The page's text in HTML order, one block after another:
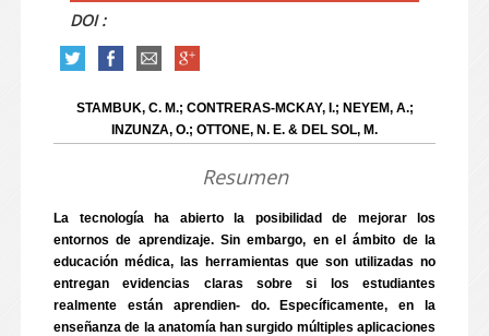
DOI :
STAMBUK, C. M.; CONTRERAS-MCKAY, I.; NEYEM, A.;
INZUNZA, O.; OTTONE, N. E. & DEL SOL, M.
Resumen
La tecnología ha abierto la posibilidad de mejorar los
entornos de aprendizaje. Sin embargo, en el ámbito de la
educación médica, las herramientas que son utilizadas no
entregan evidencias claras sobre si los estudiantes
realmente están aprendien- do. Específicamente, en la
enseñanza de la anatomía han surgido múltiples aplicaciones